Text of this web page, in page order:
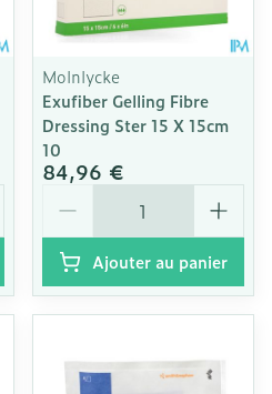
Molnlycke
Exufiber Gelling Fibre
Dressing Ster 15 X 15cm
10
84,96 €
Ajouter au panier